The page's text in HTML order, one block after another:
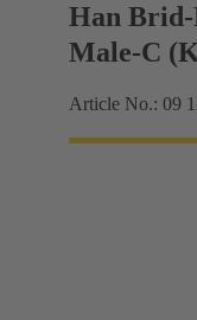
Han
Male-C
Article No.: 09